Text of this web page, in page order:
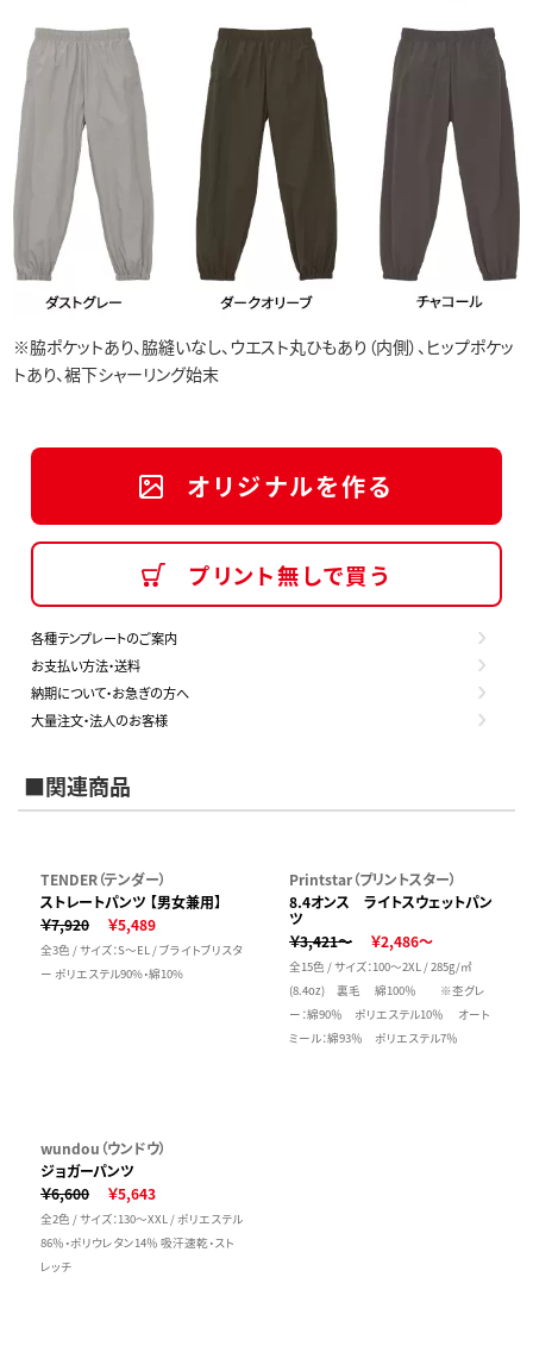
※脇ポケットあり、脇縫いなし、ウエスト丸ひもあり（内側）、ヒップポケッ
トあり、裾下シャーリング始末
オリジナルを作る
プリント無しで買う
各種テンプレートのご案内
お支払い方法・送料
納期について・お急ぎの方へ
大量注文・法人のお客様
■関連商品
TENDER（テンダー）
ストレートパンツ 【男女兼用】
￥7,920
￥5,489
全3色 / サイズ：S～EL / ブライトブリスタ
ー ポリエステル90%・綿10%
Printstar（プリントスター）
8.4オンス ライトスウェットパン
ツ
￥3,421～
￥2,486～
全15色 / サイズ：100～2XL / 285g/㎡
(8.4oz) 裏毛 綿100％ ※杢グレ
ー：綿90％ ポリエステル10％ オート
ミール：綿93％ ポリエステル7％
wundou（ウンドウ）
ジョガーパンツ
￥6,600
￥5,643
全2色 / サイズ：130～XXL / ポリエステル
86％・ポリウレタン14％ 吸汗速乾・スト
レッチ